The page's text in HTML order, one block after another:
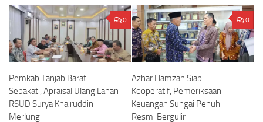
0
Pemkab Tanjab Barat
Sepakati, Apraisal Ulang Lahan
RSUD Surya Khairuddin
Merlung
0
Azhar Hamzah Siap
Kooperatif, Pemeriksaan
Keuangan Sungai Penuh
Resmi Bergulir